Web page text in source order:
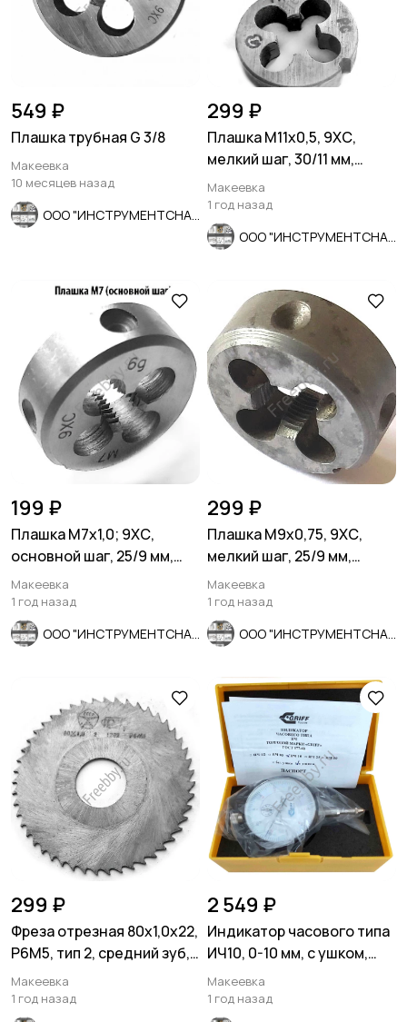
549 ₽
Плашка трубная G 3/8
Макеевка
10 месяцев назад
299 ₽
Плашка М11х0,5, 9ХС,
мелкий шаг, 30/11 мм,
ГОСТ 7740-71, СССР.
Макеевка
1 год назад
199 ₽
Плашка М7х1,0; 9ХС,
основной шаг, 25/9 мм,
ГОСТ 7740-71.
Макеевка
1 год назад
299 ₽
Плашка М9х0,75, 9ХС,
мелкий шаг, 25/9 мм,
СССР.
Макеевка
1 год назад
299 ₽
Фреза отрезная 80х1,0х22,
Р6М5, тип 2, средний зуб,
Z48, СССР.
Макеевка
1 год назад
2 549 ₽
Индикатор часового типа
ИЧ10, 0-10 мм, с ушком,
0,01 мм, класс 1.
Макеевка
1 год назад